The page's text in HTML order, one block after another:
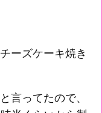
ーズケーキ焼き
言ってたので、